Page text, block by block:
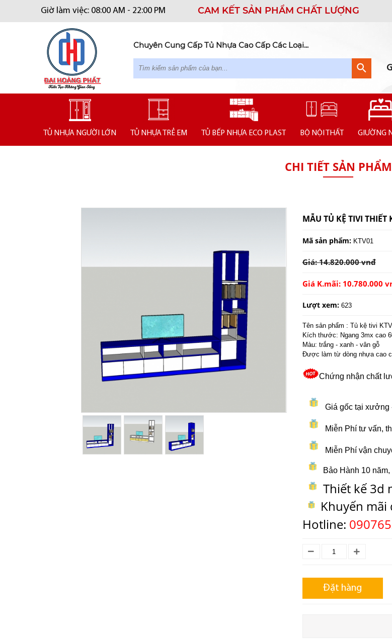
Giờ làm việc: 08:00 AM - 22:00 PM CAM KẾT SẢN PHẨM CHẤT LƯỢNG
Chuyên Cung Cấp Tủ Nhựa Cao Cấp Các Loại...
TỦ NHỰA NGƯỜI LỚN TỦ NHỰA TRẺ EM TỦ BẾP NHỰA ECO PLAST BỘ NỘI THẤT GIƯỜNG
CHI TIẾT SẢN PHẨM
MẪU TỦ KỆ TIVI THIẾT
Mã sản phẩm:KTV01
Giá: 14.820.000 vnđ
Giá K.mãi: 10.780.000
Lượt xem: 623
Tên sản phẩm : Tủ kệ tivi
Kích thước: Ngang 3mx cao
Màu: trắng - xanh - vân gỗ
Được làm từ dòng nhựa cao
Chứng nhận chất
Giá gốc tại xưởng
Miễn Phí tư vấn,
Miễn Phí vận
Bảo Hành 10
Thiết kế 3d
Khuyến
Hotline:
Đặt hàng